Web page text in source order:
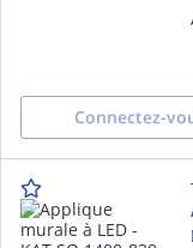
Connectez-